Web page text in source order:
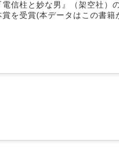
信柱と妙な男』（架空社）
を受賞(本データはこの書